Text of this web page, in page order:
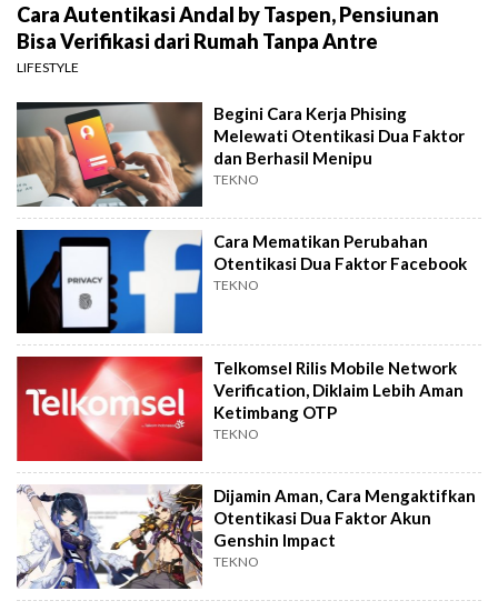
Cara Autentikasi Andal by Taspen, Pensiunan
Bisa Verifikasi dari Rumah Tanpa Antre
LIFESTYLE
Begini Cara Kerja Phising
Melewati Otentikasi Dua Faktor
dan Berhasil Menipu
TEKNO
Cara Mematikan Perubahan
Otentikasi Dua Faktor Facebook
TEKNO
Telkomsel Rilis Mobile Network
Verification, Diklaim Lebih Aman
Ketimbang OTP
TEKNO
Dijamin Aman, Cara Mengaktifkan
Otentikasi Dua Faktor Akun
Genshin Impact
TEKNO